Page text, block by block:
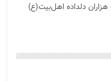
دلداده اهل‌بیت(ع)